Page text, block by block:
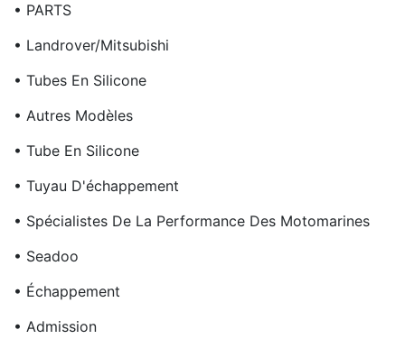
• PARTS
• Landrover/Mitsubishi
• Tubes En Silicone
• Autres Modèles
• Tube En Silicone
• Tuyau D'échappement
• Spécialistes De La Performance Des Motomarines
• Seadoo
• Échappement
• Admission